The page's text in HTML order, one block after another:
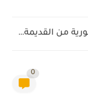
رابط تحويل العملة السورية من القديمة إلى الجديدة 2026
0